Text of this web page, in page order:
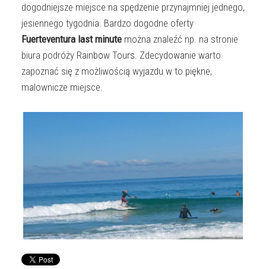
dogodniejsze miejsce na spędzenie przynajmniej jednego,
jesiennego tygodnia. Bardzo dogodne oferty
Fuerteventura last minute można znaleźć np. na stronie
biura podróży Rainbow Tours. Zdecydowanie warto
zapoznać się z możliwością wyjazdu w to piękne,
malownicze miejsce.